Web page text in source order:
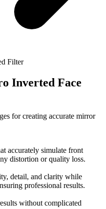
Filter
Inverted Face
for creating accurate mirror
accurately simulate front
distortion or quality loss.
detail, and clarity while
professional results.
without complicated